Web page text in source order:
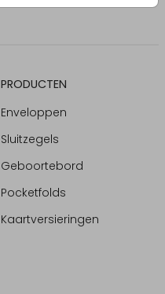
PRODUCTEN
Enveloppen
Sluitzegels
Geboortebord
Pocketfolds
Kaartversieringen